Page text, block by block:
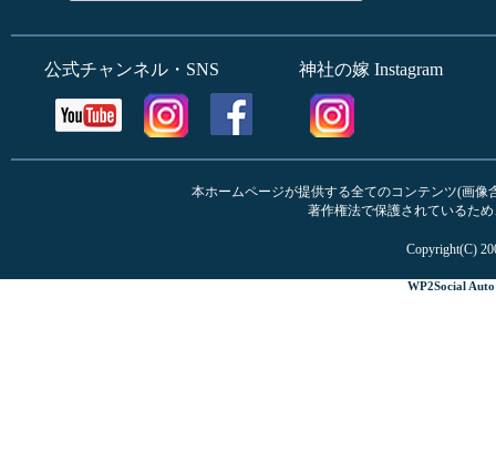
公式チャンネル・SNS 神社の嫁 Instagram
本ホームページが提供する全てのコンテンツ(画
著作権法で保護されているた
Copyright(C)
WP2Social